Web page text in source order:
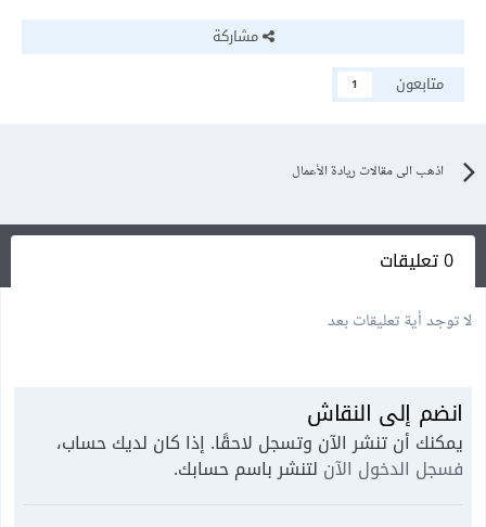
مشاركة
متابعون
1
اذهب الى مقالات ريادة الأعمال
0 تعليقات
لا توجد أية تعليقات بعد
انضم إلى النقاش
يمكنك أن تنشر الآن وتسجل لاحقًا. إذا كان لديك حساب،
فسجل الدخول الآن لتنشر باسم حسابك.